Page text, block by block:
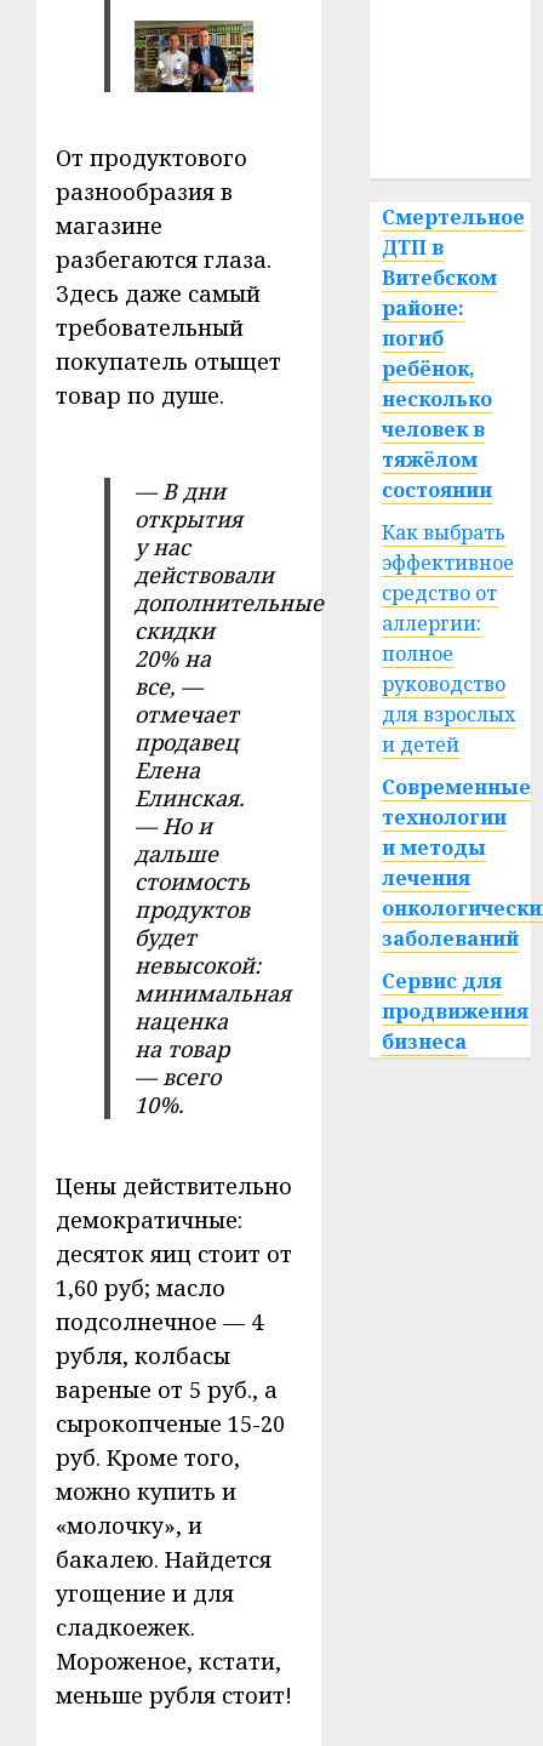
От продуктового
разнообразия в
магазине
разбегаются глаза.
Здесь даже самый
требовательный
покупатель отыщет
товар по душе.
— В дни
открытия
у нас
действовали
дополнительные
скидки
20% на
все, —
отмечает
продавец
Елена
Елинская.
— Но и
дальше
стоимость
продуктов
будет
невысокой:
минимальная
наценка
на товар
— всего
10%.
Цены действительно
демо­кратичные:
десяток яиц стоит от
1,60 руб; масло
подсолнечное — 4
рубля, колбасы
вареные от 5 руб., а
сырокопченые 15-20
руб. Кроме того,
можно купить и
«молочку», и
бакалею. Найдется
угощение и для
сладкоежек.
Мороженое, кста­ти,
меньше рубля стоит!
Смертельное
ДТП в
Витебском
районе:
погиб
ребёнок,
несколько
человек в
тяжёлом
состоянии
Как выбрать
эффективное
средство от
аллергии:
полное
руководство
для взрослых
и детей
Современные
технологии
и методы
лечения
заболеваний
Сервис для
продвижения
бизнеса